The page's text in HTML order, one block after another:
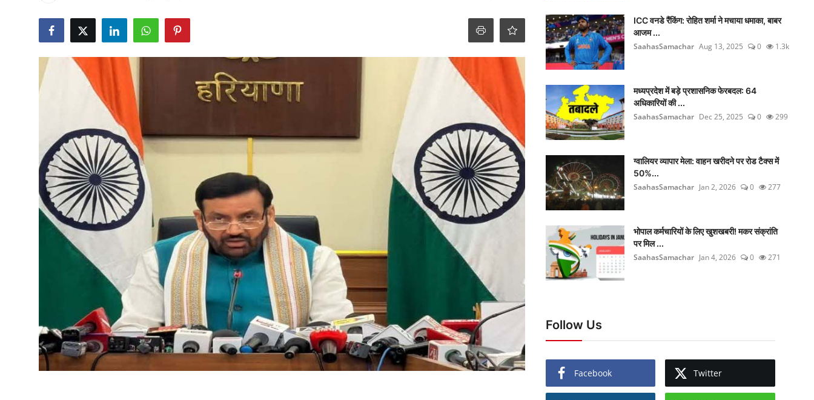
ICC वनडे रैंकिंग: रोहित शर्मा ने मचाया धमाका, बाबर
आजम ...
SaahasSamachar Aug 13, 2025 0 1.3k
मध्यप्रदेश में बड़े प्रशासनिक फेरबदल: 64
अधिकारियों की ...
SaahasSamachar Dec 25, 2025 0 299
ग्वालियर व्यापार मेला: वाहन खरीदने पर रोड टैक्स में
50%...
SaahasSamachar Jan 2, 2026 0 277
भोपाल कर्मचारियों के लिए खुशखबरी! मकर संक्रांति
पर मिल ...
SaahasSamachar Jan 4, 2026 0 271
Follow Us
Facebook Twitter